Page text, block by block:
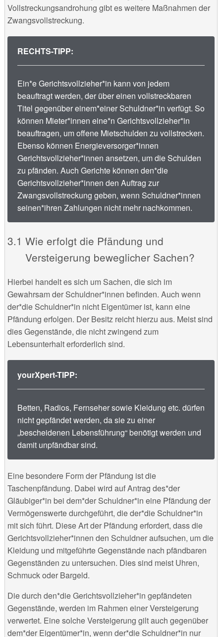
Vollstreckungsandrohung gibt es weitere Maßnahmen der
Zwangsvollstreckung.
RECHTS-TIPP:
Ein*e Gerichtsvollzieher*in kann von jedem
beauftragt werden, der über einen vollstreckbaren
Titel gegenüber einem*einer Schuldner*in verfügt. So
können Mieter*innen eine*n Gerichtsvollzieher*in
beauftragen, um offene Mietschulden zu vollstrecken.
Ebenso können Energieversorger*innen
Gerichtsvollzieher*innen ansetzen, um die Schulden
zu pfänden. Auch Gerichte können den*die
Gerichtsvollzieher*innen den Auftrag zur
Zwangsvollstreckung geben, wenn Schuldner*innen
seinen*ihren Zahlungen nicht mehr nachkommen.
Wie erfolgt die Pfändung und
Versteigerung beweglicher Sachen?
Hierbei handelt es sich um Sachen, die sich im
Gewahrsam der Schuldner*innen befinden. Auch wenn
der*die Schuldner*in nicht Eigentümer ist, kann eine
Pfändung erfolgen. Der Besitz reicht hierzu aus. Meist sind
dies Gegenstände, die nicht zwingend zum
Lebensunterhalt erforderlich sind.
yourXpert-TIPP:
Betten, Radios, Fernseher sowie Kleidung etc. dürfen
nicht gepfändet werden, da sie zu einer
„bescheidenen Lebensführung“ benötigt werden und
damit unpfändbar sind.
Eine besondere Form der Pfändung ist die
Taschenpfändung. Dabei wird auf Antrag des*der
Gläubiger*in bei dem*der Schuldner*in eine Pfändung der
Vermögenswerte durchgeführt, die der*die Schuldner*in
mit sich führt. Diese Art der Pfändung erfordert, dass die
Gerichtsvollzieher*innen den Schuldner aufsuchen, um die
Kleidung und mitgeführte Gegenstände nach pfändbaren
Gegenständen zu untersuchen. Dies sind meist Uhren,
Schmuck oder Bargeld.
Die durch den*die Gerichtsvollzieher*in gepfändeten
Gegenstände, werden im Rahmen einer Versteigerung
verwertet. Eine solche Versteigerung gilt auch gegenüber
dem*der Eigentümer*in, wenn der*die Schuldner*in nur